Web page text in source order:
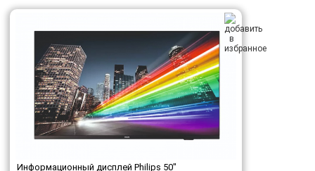
Информационный дисплей Philips 50"